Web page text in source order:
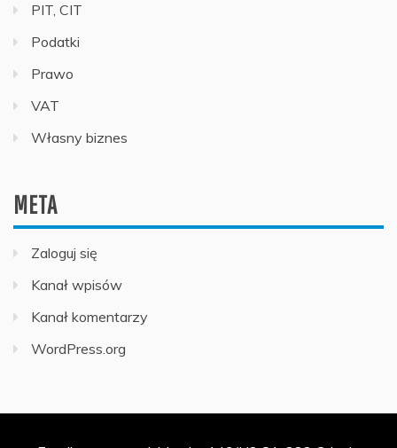
PIT, CIT
Podatki
Prawo
VAT
Własny biznes
META
Zaloguj się
Kanał wpisów
Kanał komentarzy
WordPress.org